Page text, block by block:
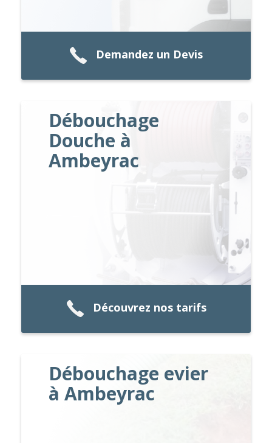
Demandez un Devis
Débouchage
Douche à
Ambeyrac
Découvrez nos tarifs
Débouchage evier
à Ambeyrac